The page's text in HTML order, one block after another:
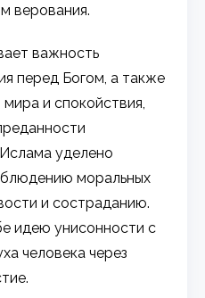
верования.
важность
перед Богом, а также
и спокойствия,
уделено
моральных
и состраданию.
идею унисонности с
человека через